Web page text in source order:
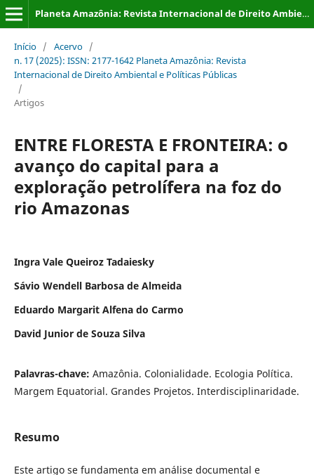
Planeta Amazônia: Revista Internacional de Direito Ambiental e Políticas Públicas
Início / Acervo /
n. 17 (2025): ISSN: 2177-1642 Planeta Amazônia: Revista
Internacional de Direito Ambiental e Políticas Públicas
/
Artigos
ENTRE FLORESTA E FRONTEIRA: o
avanço do capital para a
exploração petrolífera na foz do
rio Amazonas
Ingra Vale Queiroz Tadaiesky
Sávio Wendell Barbosa de Almeida
Eduardo Margarit Alfena do Carmo
David Junior de Souza Silva
Palavras-chave: Amazônia. Colonialidade. Ecologia Política.
Margem Equatorial. Grandes Projetos. Interdisciplinaridade.
Resumo
Este artigo se fundamenta em análise documental e